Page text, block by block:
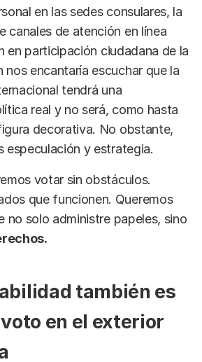
en las sedes consulares, la
canales de atención en línea
en participación ciudadana de la
nos encantaría escuchar que la
tendrá una
real y no será, como hasta
decorativa. No obstante,
especulación y estrategia.
votar sin obstáculos.
que funcionen. Queremos
no solo administre papeles, sino
también es
en el exterior